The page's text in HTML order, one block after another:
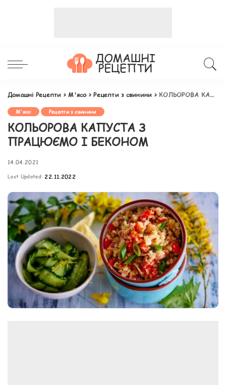
Домашні Рецепти >М'ясо>Рецепти з свинини > КОЛЬОРОВА КАПУСТА З ПРАЦЮЄМО І БЕКОНОМ
М'ясо Рецепти з свинини
КОЛЬОРОВА КАПУСТА З
ПРАЦЮЄМО І БЕКОНОМ
14.04.2021
Last Updated: 22.11.2022